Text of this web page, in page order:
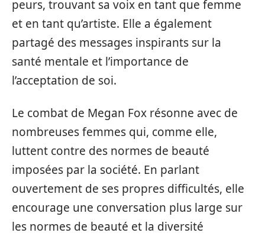
peurs, trouvant sa voix en tant que femme
et en tant qu’artiste. Elle a également
partagé des messages inspirants sur la
santé mentale et l’importance de
l’acceptation de soi.
Le combat de Megan Fox résonne avec de
nombreuses femmes qui, comme elle,
luttent contre des normes de beauté
imposées par la société. En parlant
ouvertement de ses propres difficultés, elle
encourage une conversation plus large sur
les normes de beauté et la diversité